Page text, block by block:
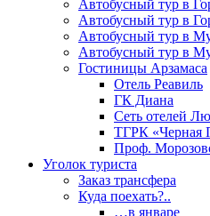
Автобусный тур в
Автобусный тур в
Автобусный тур в
Автобусный тур в
Гостиницы Арзамаса
Отель Реавиль
ГК Диана
Сеть отелей
ТГРК «Черная
Проф.
Уголок туриста
Заказ трансфера
Куда поехать?..
…в январе